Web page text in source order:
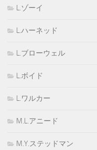
L.ゾーイ
L.ハーネッド
L.ブローウェル
L.ボイド
L.ワルカー
M.L.アニード
M.Y.ステッドマン